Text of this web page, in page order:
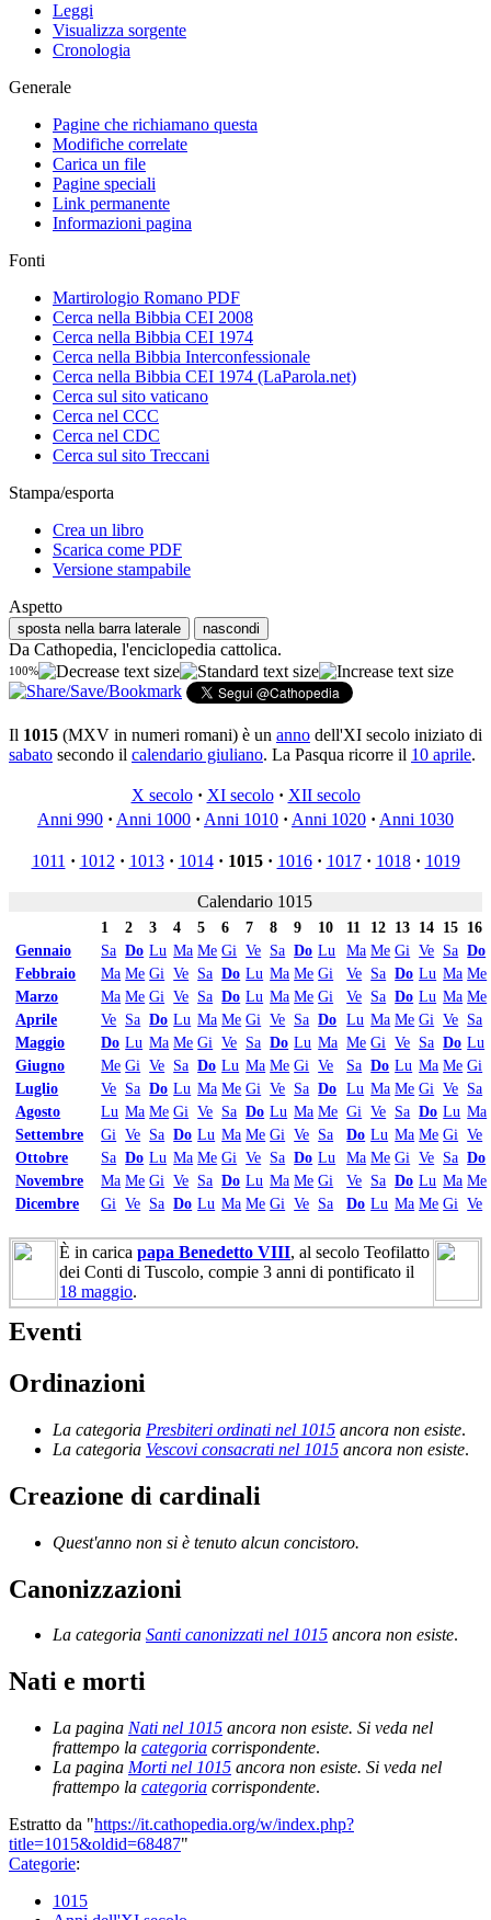
Leggi
Visualizza sorgente
Cronologia
Generale
Pagine che richiamano questa
Modifiche correlate
Carica un file
Pagine speciali
Link permanente
Informazioni pagina
Fonti
Martirologio Romano PDF
Cerca nella Bibbia CEI 2008
Cerca nella Bibbia CEI 1974
Cerca nella Bibbia Interconfessionale
Cerca nella Bibbia CEI 1974 (LaParola.net)
Cerca sul sito vaticano
Cerca nel CCC
Cerca nel CDC
Cerca sul sito Treccani
Stampa/esporta
Crea un libro
Scarica come PDF
Versione stampabile
Aspetto
sposta nella barra laterale nascondi
Da Cathopedia, l'enciclopedia cattolica.
100%
Il 1015 (MXV in numeri romani) è un anno dell'XI secolo iniziato di
sabato secondo il calendario giuliano. La Pasqua ricorre il 10 aprile.
X secolo· XI secolo· XII secolo
Anni 990 · Anni 1000 · Anni 1010 · Anni 1020 · Anni 1030
1011 · 1012 · 1013· 1014· 1015· 1016· 1017· 1018· 1019
Calendario 1015
1 2 3 4 5 6 7 8 9 10 11 12 13 14 15 16
Gennaio
Sa Do Lu Ma Me Gi Ve Sa Do Lu Ma Me Gi Ve Sa Do
Febbraio
Ma Me Gi Ve Sa Do Lu Ma Me Gi Ve Sa Do Lu Ma Me
Marzo
Ma Me Gi Ve Sa Do Lu Ma Me Gi Ve Sa Do Lu Ma Me
Aprile
Ve Sa Do Lu Ma Me Gi Ve Sa Do Lu Ma Me Gi Ve Sa
Maggio
Do Lu Ma Me Gi Ve Sa Do Lu Ma Me Gi Ve Sa Do Lu
Giugno
Me Gi Ve Sa Do Lu Ma Me Gi Ve Sa Do Lu Ma Me Gi
Luglio
Ve Sa Do Lu Ma Me Gi Ve Sa Do Lu Ma Me Gi Ve Sa
Agosto
Lu Ma Me Gi Ve Sa Do Lu Ma Me Gi Ve Sa Do Lu Ma
Settembre
Gi Ve Sa Do Lu Ma Me Gi Ve Sa Do Lu Ma Me Gi Ve
Ottobre
Sa Do Lu Ma Me Gi Ve Sa Do Lu Ma Me Gi Ve Sa Do
Novembre
Ma Me Gi Ve Sa Do Lu Ma Me Gi Ve Sa Do Lu Ma Me
Dicembre
Gi Ve Sa Do Lu Ma Me Gi Ve Sa Do Lu Ma Me Gi Ve
È in carica papa Benedetto VIII, al secolo Teofilatto
dei Conti di Tuscolo, compie 3 anni di pontificato il
18 maggio.
Eventi
Ordinazioni
La categoria Presbiteri ordinati nel 1015 ancora non esiste.
La categoria Vescovi consacrati nel 1015 ancora non esiste.
Creazione di cardinali
Quest'anno non si è tenuto alcun concistoro.
Canonizzazioni
La categoria Santi canonizzati nel 1015 ancora non esiste.
Nati e morti
La pagina Nati nel 1015 ancora non esiste. Si veda nel
frattempo la categoria corrispondente.
La pagina Morti nel 1015 ancora non esiste. Si veda nel
frattempo la categoria corrispondente.
Estratto da "https://it.cathopedia.org/w/index.php?
title=1015&oldid=68487"
Categorie:
1015